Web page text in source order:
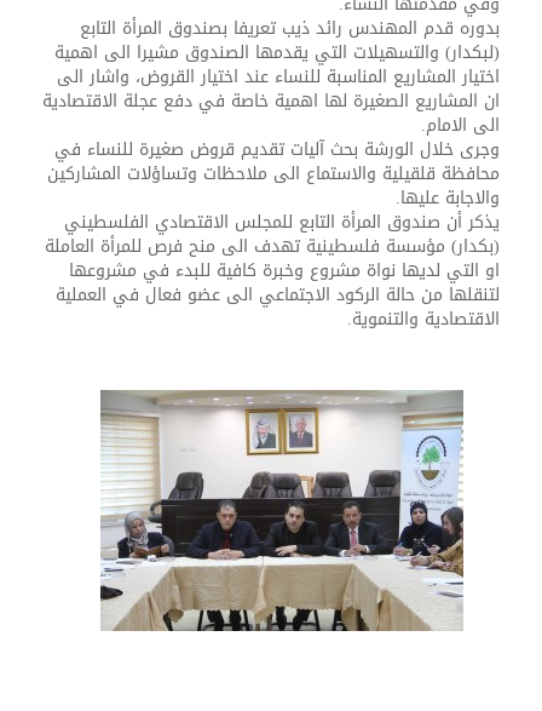
بدوره قدم المهندس رائد ذيب تعريفا بصندوق المرأة التابع
(لبكدار) والتسهيلات التي يقدمها الصندوق مشيرا الى اهمية
اختيار المشاريع المناسبة للنساء عند اختيار القروض، واشار الى
ان المشاريع الصغيرة لها اهمية خاصة في دفع عجلة الاقتصادية
الى الامام.
وجرى خلال الورشة بحث آليات تقديم قروض صغيرة للنساء في
محافظة قلقيلية والاستماع الى ملاحظات وتساؤلات المشاركين
والاجابة عليها.
يذكر أن صندوق المرأة التابع للمجلس الاقتصادي الفلسطيني
(بكدار) مؤسسة فلسطينية تهدف الى منح فرص للمرأة العاملة
او التي لديها نواة مشروع وخبرة كافية للبدء في مشروعها
لتنقلها من حالة الركود الاجتماعي الى عضو فعال في العملية
الاقتصادية والتنموية.